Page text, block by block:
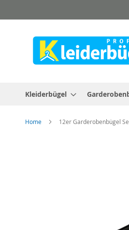
zum
Kleiderbügel
Home 12er Garderobenbügel